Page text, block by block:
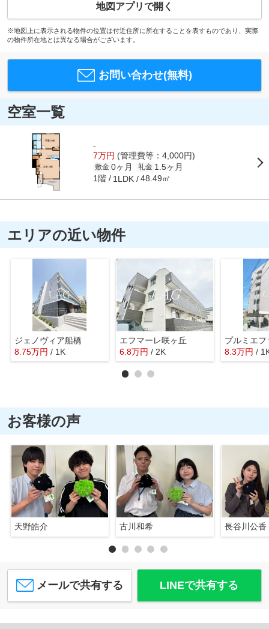
地図アプリで開く
※地図上に表示される物件の位置は付近住所に所在することを表すものであり、実際
の物件所在地とは異なる場合がございます。
お問い合わせ(無料)
空室一覧
-
7万円 (管理費等：4,000円)
敷金 0ヶ月 礼金 1.5ヶ月
1階 1LDK 48.49㎡
エリアの近い物件
ジェノヴィア船橋
8.75万円 / 1K
エフマーレ咲ヶ丘
6.8万円 / 2K
プルミエフ
8.3万円 /
お客様の声
天野皓介 古川和希 長谷川公香
メールで共有する LINEで共有する